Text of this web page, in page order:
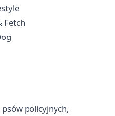
Fetch
policyjnych,